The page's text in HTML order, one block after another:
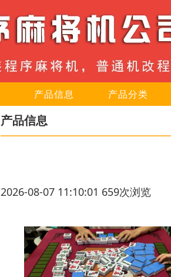
产品信息 产品分类
产品信息
2026-08-07 11:10:01 659次浏览